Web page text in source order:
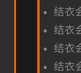
结衣
结衣
结衣
结衣